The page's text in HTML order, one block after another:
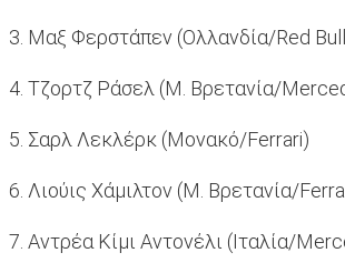
3. Μαξ Φερστάπεν (Ολλανδία/Red
4. Τζορτζ Ράσελ (Μ. Βρετανία/
5. Σαρλ Λεκλέρκ (Μονακό/
6. Λιούις Χάμιλτον (Μ. Βρετανία/
7. Αντρέα Κίμι Αντονέλι (Ιταλία/